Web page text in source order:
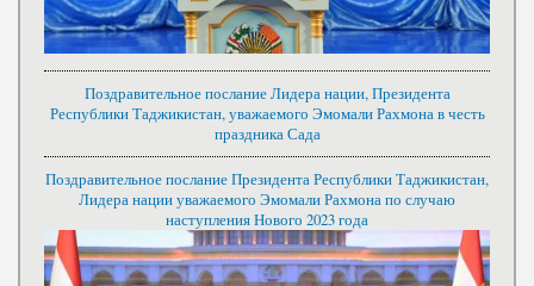
Поздравительное послание Лидера нации, Президента
Республики Таджикистан, уважаемого Эмомали Рахмона в честь
праздника Сада
Поздравительное послание Президента Республики Таджикистан,
Лидера нации уважаемого Эмомали Рахмона по случаю
наступления Нового 2023 года